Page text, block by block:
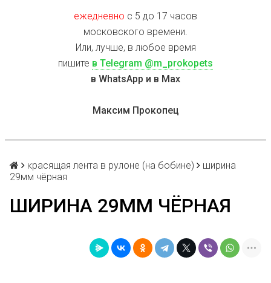
ежедневно с 5 до 17 часов
московского времени.
Или, лучше, в любое время
пишите в Telegram @m_prokopets
в WhatsApp и в Max
Максим Прокопец
красящая лента в рулоне (на бобине)
ширина
29мм чёрная
ШИРИНА 29ММ ЧЁРНАЯ